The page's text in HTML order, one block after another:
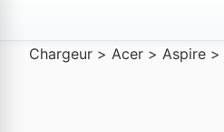
Chargeur > Acer > Aspire >